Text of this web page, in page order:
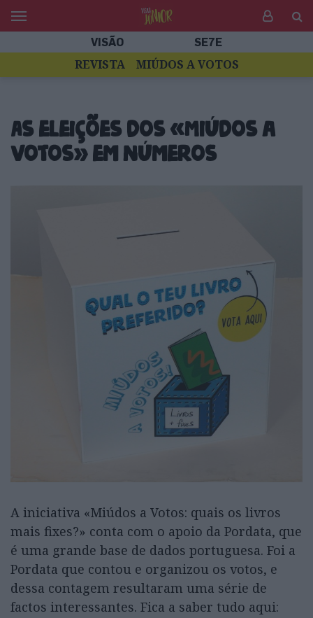
VISÃO SE7E
REVISTA MIÚDOS A VOTOS
As eleições dos «Miúdos a
Votos» em números
A iniciativa «Miúdos a Votos: quais os livros
mais fixes?» conta com o apoio da Pordata, que
é uma grande base de dados portuguesa. Foi a
Pordata que contou e organizou os votos, e
dessa contagem resultaram uma série de
factos interessantes. Fica a saber tudo aqui: